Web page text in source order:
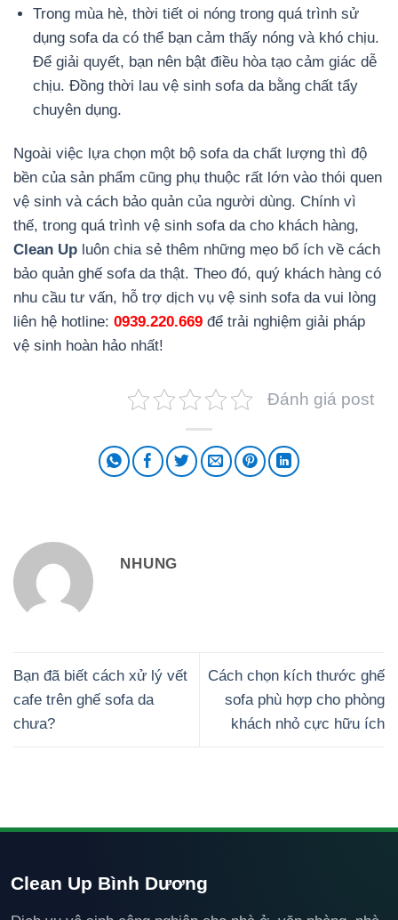
Trong mùa hè, thời tiết oi nóng trong quá trình sử
dụng sofa da có thể bạn cảm thấy nóng và khó chịu.
Để giải quyết, bạn nên bật điều hòa tạo cảm giác dễ
chịu. Đồng thời lau vệ sinh sofa da bằng chất tẩy
chuyên dụng.
Ngoài việc lựa chọn một bộ sofa da chất lượng thì độ
bền của sản phẩm cũng phụ thuộc rất lớn vào thói quen
vệ sinh và cách bảo quản của người dùng. Chính vì
thế, trong quá trình vệ sinh sofa da cho khách hàng,
Clean Up luôn chia sẻ thêm những mẹo bổ ích về cách
bảo quản ghế sofa da thật. Theo đó, quý khách hàng có
nhu cầu tư vấn, hỗ trợ dịch vụ vệ sinh sofa da vui lòng
liên hệ hotline: 0939.220.669 để trải nghiệm giải pháp
vệ sinh hoàn hảo nhất!
Đánh giá post
NHUNG
Bạn đã biết cách xử lý vết
cafe trên ghế sofa da
chưa?
Cách chọn kích thước ghế
sofa phù hợp cho phòng
khách nhỏ cực hữu ích
Clean Up Bình Dương